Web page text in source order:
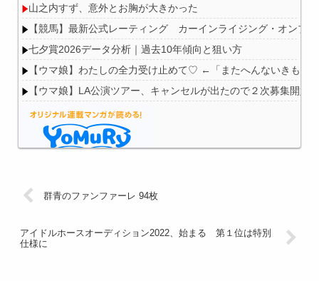
山之内すず、意外とお胸が大きかった
【競馬】最新公式レーティング カーインライジング・オン
七夕賞2026データ分析｜過去10年傾向と狙い方
【ウマ娘】わたしの全力受け止めて♡ ←「またへんないきもの
【ウマ娘】LA公演ツアー、キャンセルが出たので２次募集開
群青のファンファーレ 94枚
アイドルホースオーディション2022、始まる 第１位は特別
仕様に